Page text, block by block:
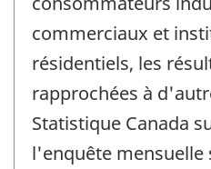
commerciaux et
résidentiels, les
rapprochées à
Statistique Canada
l'enquête